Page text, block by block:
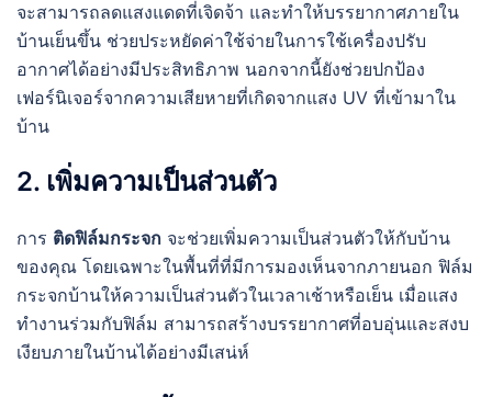
จะสามารถลดแสงแดดที่เจิดจ้า และทำให้บรรยากาศภายใน
บ้านเย็นขึ้น ช่วยประหยัดค่าใช้จ่ายในการใช้เครื่องปรับ
อากาศได้อย่างมีประสิทธิภาพ นอกจากนี้ยังช่วยปกป้อง
เฟอร์นิเจอร์จากความเสียหายที่เกิดจากแสง UV ที่เข้ามาใน
บ้าน
2. เพิ่มความเป็นส่วนตัว
การ ติดฟิล์มกระจก จะช่วยเพิ่มความเป็นส่วนตัวให้กับบ้าน
ของคุณ โดยเฉพาะในพื้นที่ที่มีการมองเห็นจากภายนอก ฟิล์ม
กระจกบ้านให้ความเป็นส่วนตัวในเวลาเช้าหรือเย็น เมื่อแสง
ทำงานร่วมกับฟิล์ม สามารถสร้างบรรยากาศที่อบอุ่นและสงบ
เงียบภายในบ้านได้อย่างมีเสน่ห์